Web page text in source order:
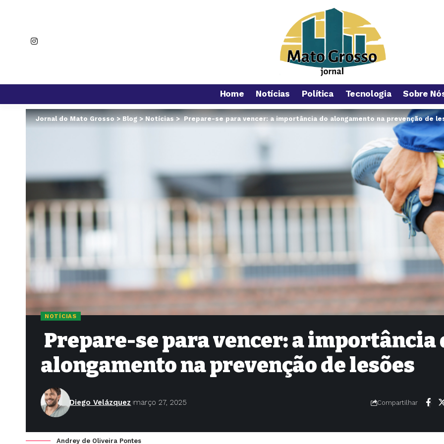
Home Notícias Política Tecnologia Sobre
Jornal do Mato Grosso>Blog>Notícias>Prepare-se para vencer: a importância do alongamento na prevenção de
NOTÍCIAS
Prepare-se para vencer: a importância
alongamento na prevenção de lesões
Diego Velázquez março 27, 2025 Compartilhar
Andrey de Oliveira Pontes